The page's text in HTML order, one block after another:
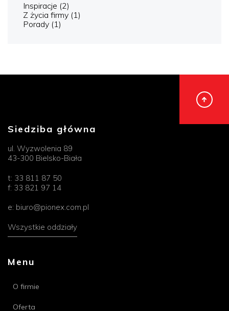
Inspiracje (2)
Z życia firmy (1)
Porady (1)
Siedziba główna
ul. Wyzwolenia 89
43-300 Bielsko-Biała
t: 33 811 87 50
f: 33 821 97 14
e: biuro@pionex.com.pl
Wszystkie oddziały
Menu
O firmie
Oferta